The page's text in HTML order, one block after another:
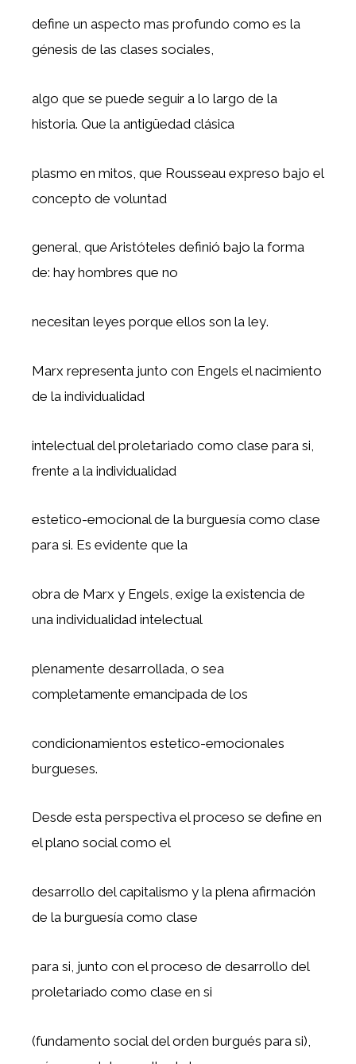
define un aspecto mas profundo como es la
génesis de las clases sociales,
algo que se puede seguir a lo largo de la
historia. Que la antigüedad clásica
plasmo en mitos, que Rousseau expreso bajo el
concepto de voluntad
general, que Aristóteles definió bajo la forma
de: hay hombres que no
necesitan leyes porque ellos son la ley.
Marx representa junto con Engels el nacimiento
de la individualidad
intelectual del proletariado como clase para si,
frente a la individualidad
estetico-emocional de la burguesía como clase
para si. Es evidente que la
obra de Marx y Engels, exige la existencia de
una individualidad intelectual
plenamente desarrollada, o sea
completamente emancipada de los
condicionamientos estetico-emocionales
burgueses.
Desde esta perspectiva el proceso se define en
el plano social como el
desarrollo del capitalismo y la plena afirmación
de la burguesía como clase
para si, junto con el proceso de desarrollo del
proletariado como clase en si
(fundamento social del orden burgués para si),